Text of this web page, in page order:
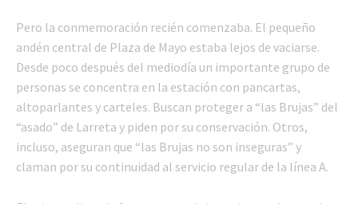
Pero la conmemoración recién comenzaba. El pequeño
andén central de Plaza de Mayo estaba lejos de vaciarse.
Desde poco después del mediodía un importante grupo de
personas se concentra en la estación con pancartas,
altoparlantes y carteles. Buscan proteger a “las Brujas” del
“asado” de Larreta y piden por su conservación. Otros,
incluso, aseguran que “las Brujas no son inseguras” y
claman por su continuidad al servicio regular de la línea A.